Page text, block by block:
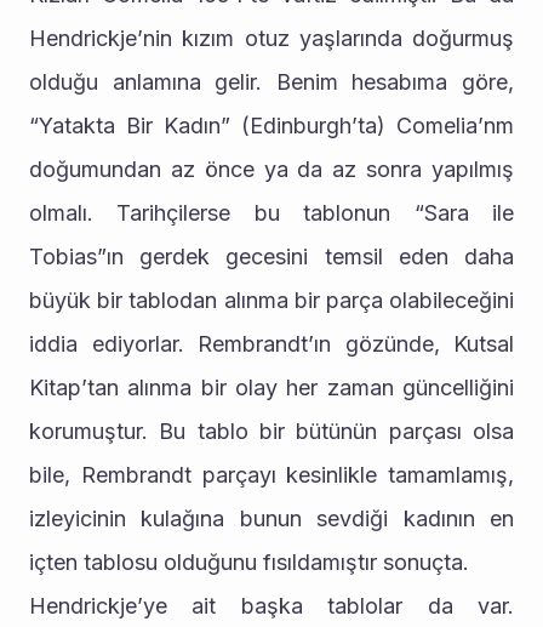
Hendrickje’nin kızım otuz yaşlarında doğurmuş
olduğu anlamına gelir. Benim hesabıma göre,
“Yatakta Bir Kadın” (Edinburgh’ta) Comelia’nm
doğumundan az önce ya da az sonra yapılmış
olmalı. Tarihçilerse bu tablonun “Sara ile
Tobias”ın gerdek gecesini temsil eden daha
büyük bir tablodan alınma bir parça olabileceğini
iddia ediyorlar. Rembrandt’ın gözünde, Kutsal
Kitap’tan alınma bir olay her zaman güncelliğini
korumuştur. Bu tablo bir bütünün parçası olsa
bile, Rembrandt parçayı kesinlikle tamamlamış,
izleyicinin kulağına bunun sevdiği kadının en
içten tablosu olduğunu fısıldamıştır sonuçta.
Hendrickje’ye ait başka tablolar da var.